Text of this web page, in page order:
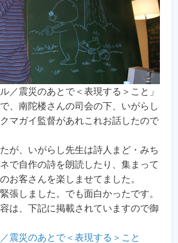
／震災のあとで＜表現する＞こと」
、南陀楼さんの司会の下、いがらし
マガイ監督があれこれお話したので
が、いがらし先生は詩人まど・みち
で自作の詩を朗読したり、集まって
お客さんを楽しませてました。
張しました。でも面白かったです。
は、下記に掲載されていますので御
震災のあとで＜表現する＞こと